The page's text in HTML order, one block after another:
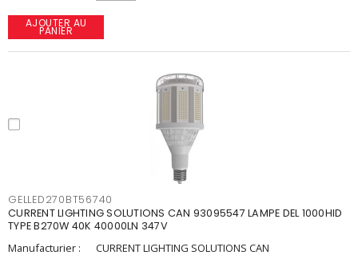
AJOUTER AU
PANIER
GELLED270BT56740
CURRENT LIGHTING SOLUTIONS CAN 93095547 LAMPE DEL 1000HID
TYPE B270W 40K 40000LN 347V
Manufacturier :
CURRENT LIGHTING SOLUTIONS CAN